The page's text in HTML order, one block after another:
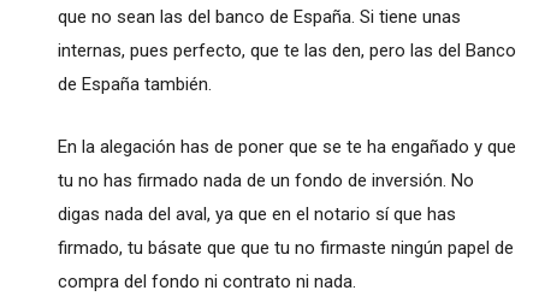
que no sean las del banco de España. Si tiene unas
internas, pues perfecto, que te las den, pero las del Banco
de España también.
En la alegación has de poner que se te ha engañado y que
tu no has firmado nada de un fondo de inversión. No
digas nada del aval, ya que en el notario sí que has
firmado, tu básate que que tu no firmaste ningún papel de
compra del fondo ni contrato ni nada.